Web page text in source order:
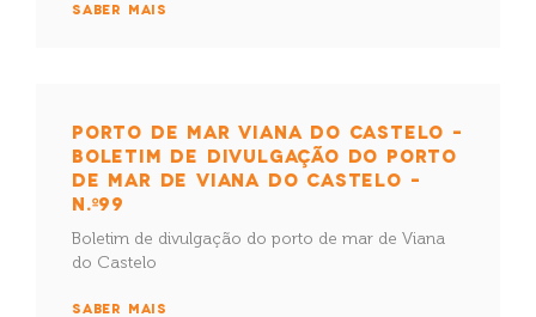
SABER MAIS
PORTO DE MAR VIANA DO CASTELO –
BOLETIM DE DIVULGAÇÃO DO PORTO
DE MAR DE VIANA DO CASTELO –
N.º99
Boletim de divulgação do porto de mar de Viana
do Castelo
SABER MAIS